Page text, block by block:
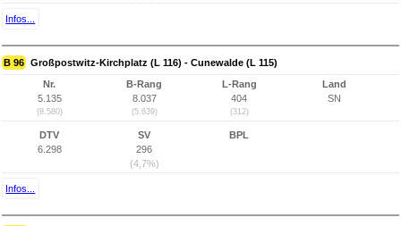
Infos...
B 96 Großpostwitz-Kirchplatz (L 116) - Cunewalde (L 115)
Nr.
5.135
(8.580)
B-Rang
8.037
(5.639)
L-Rang
404
(312)
Land
SN
DTV
6.298
SV
296
(4,7%)
BPL
Infos...